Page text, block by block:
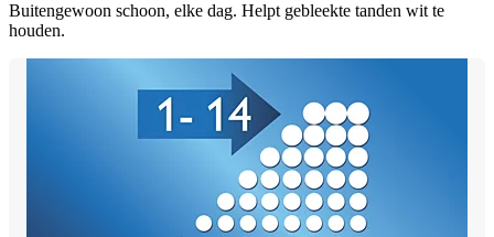
Buitengewoon schoon, elke dag. Helpt gebleekte tanden wit te
houden.